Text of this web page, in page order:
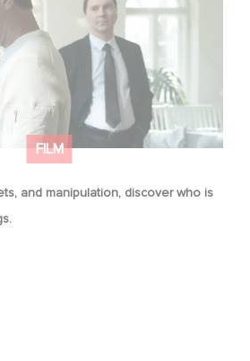
FILM
and manipulation, discover who is